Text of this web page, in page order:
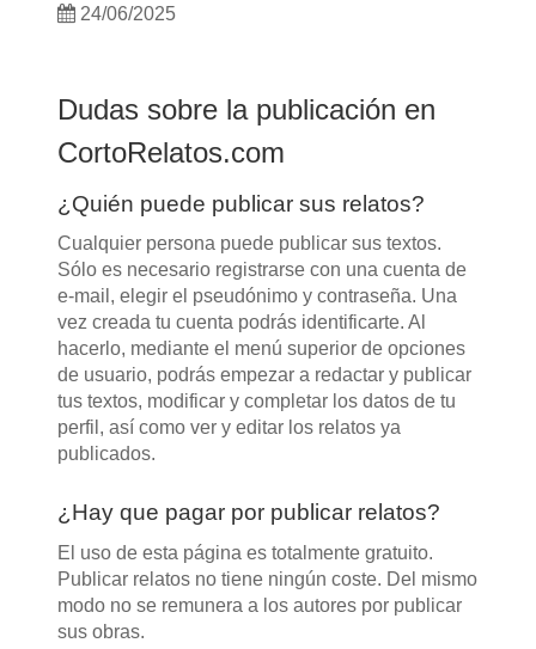
24/06/2025
Dudas sobre la publicación en
CortoRelatos.com
¿Quién puede publicar sus relatos?
Cualquier persona puede publicar sus textos.
Sólo es necesario registrarse con una cuenta de
e-mail, elegir el pseudónimo y contraseña. Una
vez creada tu cuenta podrás identificarte. Al
hacerlo, mediante el menú superior de opciones
de usuario, podrás empezar a redactar y publicar
tus textos, modificar y completar los datos de tu
perfil, así como ver y editar los relatos ya
publicados.
¿Hay que pagar por publicar relatos?
El uso de esta página es totalmente gratuito.
Publicar relatos no tiene ningún coste. Del mismo
modo no se remunera a los autores por publicar
sus obras.